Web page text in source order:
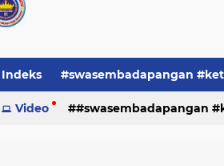
Indeks #swasembadapangan
Pemerintah PEMERINTAHAN
Video #swasembadapangan